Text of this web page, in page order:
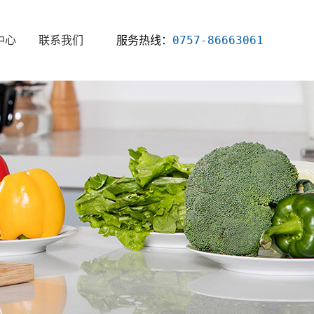
心
闻
讯
题
联系我们 服务热线： 0757-86663061